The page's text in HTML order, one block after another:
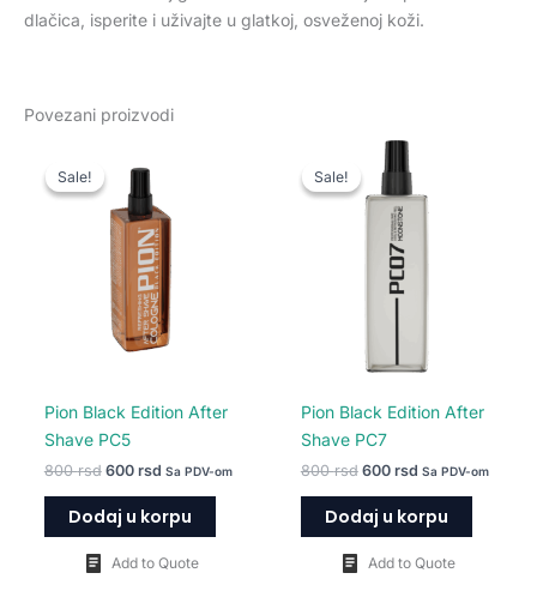
dlačica, isperite i uživajte u glatkoj, osveženoj koži.
Povezani proizvodi
Sale!
Sale!
Pion Black Edition After
Shave PC5
800rsd
cena
je
bila:
800 rsd.
600 rsd
600 rsd.
Sa PDV-om
Dodaj u korpu
Add to Quote
Sale!
Sale!
Pion Black Edition After
Shave PC7
800rsd
Originalna
cena
je
bila:
800 rsd.
600 rsd
600 rsd.
Sa PDV-om
Dodaj u korpu
Add to Quote